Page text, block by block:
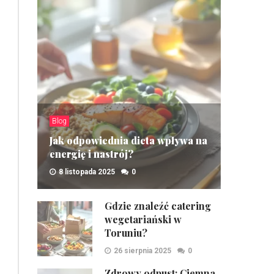
Blog
Jak odpowiednia dieta wpływa na
energię i nastrój?
8 listopada 2025 0
Gdzie znaleźć catering
wegetariański w
Toruniu?
26 sierpnia 2025 0